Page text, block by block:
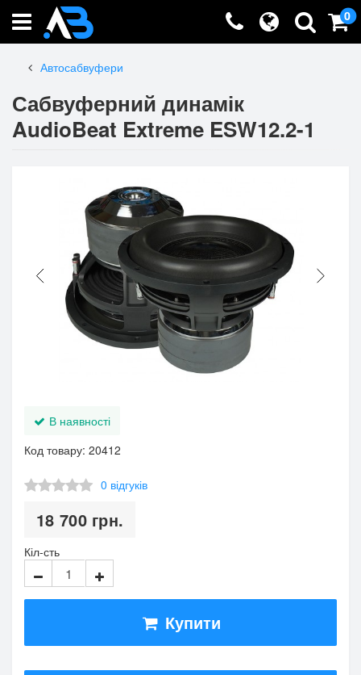
0
Автосабвуфери
Сабвуферний динамік
AudioBeat Extreme ESW12.2-1
В наявності
Код товару: 20412
0 відгуків
18 700 грн.
Кіл-сть
Купити